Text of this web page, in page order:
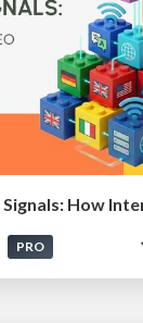
PRO